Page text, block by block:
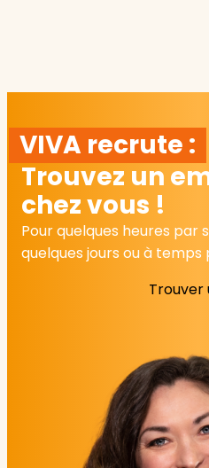
VIVA recrute :
Trouvez un
chez vous !
Pour quelques heures par
quelques jours ou à temps
Trouver